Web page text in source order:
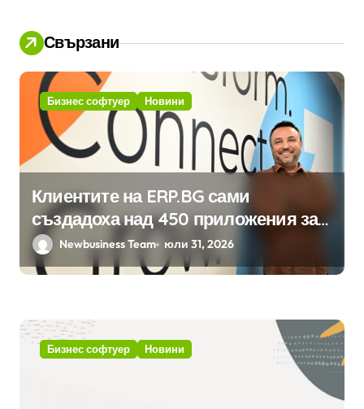
Свързани
Бизнес софтуер Новини
Клиентите на ERP.BG сами
създадоха над 450 приложения за
ERP системата с помощта на
вградения в нея изкуствен
Newbusiness Team юли 31, 2026
Бизнес софтуер Новини